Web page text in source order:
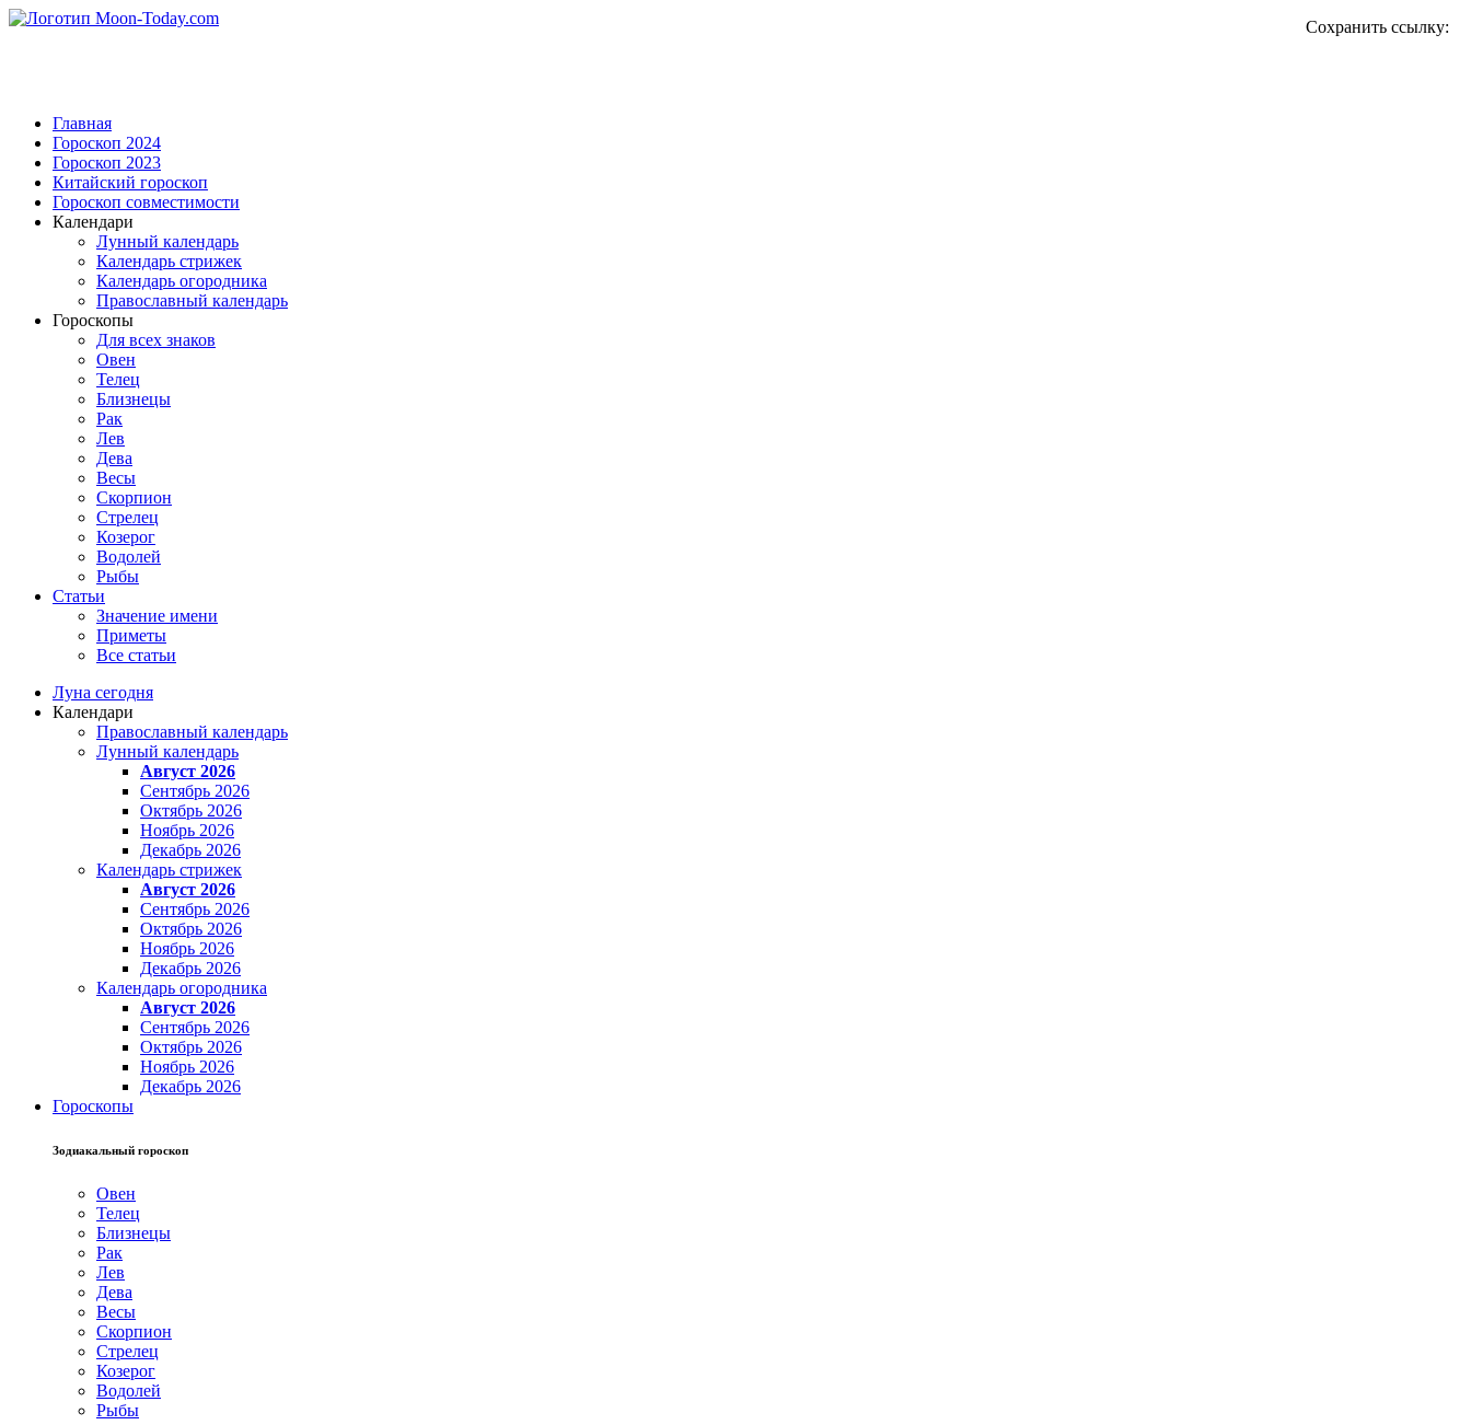
Сохранить ссылку:
Главная
Гороскоп 2024
Гороскоп 2023
Китайский гороскоп
Гороскоп совместимости
Календари
Лунный календарь
Календарь стрижек
Календарь огородника
Православный календарь
Гороскопы
Для всех знаков
Овен
Телец
Близнецы
Рак
Лев
Дева
Весы
Скорпион
Стрелец
Козерог
Водолей
Рыбы
Статьи
Значение имени
Приметы
Все статьи
Луна сегодня
Календари
Православный календарь
Лунный календарь
Август 2026
Сентябрь 2026
Октябрь 2026
Ноябрь 2026
Декабрь 2026
Календарь стрижек
Август 2026
Сентябрь 2026
Октябрь 2026
Ноябрь 2026
Декабрь 2026
Календарь огородника
Август 2026
Сентябрь 2026
Октябрь 2026
Ноябрь 2026
Декабрь 2026
Гороскопы
Зодиакальный гороскоп
Овен
Телец
Близнецы
Рак
Лев
Дева
Весы
Скорпион
Стрелец
Козерог
Водолей
Рыбы